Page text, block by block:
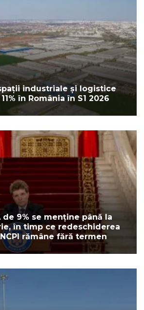
industriale și logistice
în România în S1 2026
de 9% se menține până la
în timp ce redeschiderea
rămâne fără termen